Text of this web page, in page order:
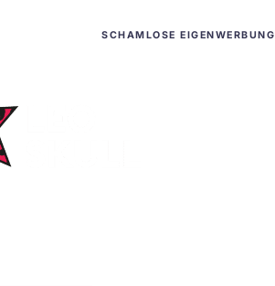
SCHAMLOSE EIGENWERBUNG